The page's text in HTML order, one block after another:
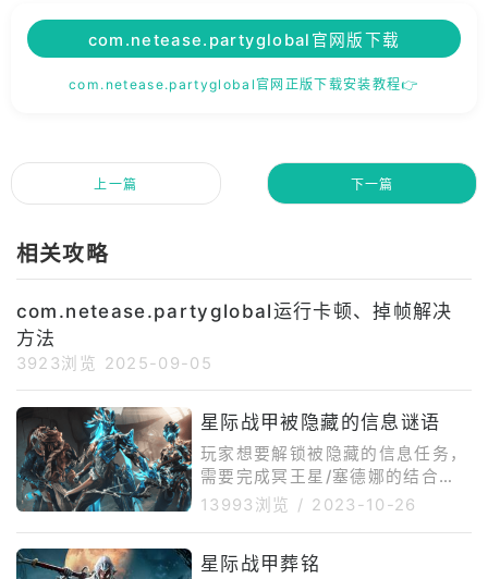
com.netease.partyglobal官网版下载
com.netease.partyglobal官网正版下载安装教程👉
上一篇 下一篇
相关攻略
com.netease.partyglobal运行卡顿、掉帧解决
方法
3923浏览 2025-09-05
星际战甲被隐藏的信息谜语
玩家想要解锁被隐藏的信息任务，
需要完成冥王星/塞德娜的结合
点，找机会在资料库的任务中就可
在隐藏的信息。他开始吟诵这些信
13993浏览 / 2023-10-26
星际战甲葬铭